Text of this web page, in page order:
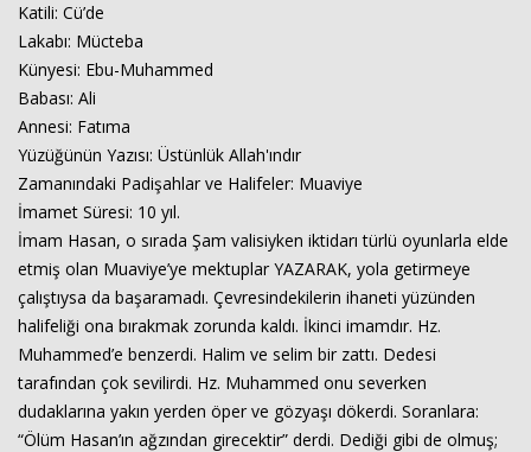
Katili: Cü’de
Lakabı: Mücteba
Künyesi: Ebu-Muhammed
Babası: Ali
Annesi: Fatıma
Yüzüğünün Yazısı: Üstünlük Allah'ındır
Zamanındaki Padişahlar ve Halifeler: Muaviye
İmamet Süresi: 10 yıl.
İmam Hasan, o sırada Şam valisiyken iktidarı türlü oyunlarla elde
etmiş olan Muaviye’ye mektuplar YAZARAK, yola getirmeye
çalıştıysa da başaramadı. Çevresindekilerin ihaneti yüzünden
halifeliği ona bırakmak zorunda kaldı. İkinci imamdır. Hz.
Muhammed’e benzerdi. Halim ve selim bir zattı. Dedesi
tarafından çok sevilirdi. Hz. Muhammed onu severken
dudaklarına yakın yerden öper ve gözyaşı dökerdi. Soranlara:
“Ölüm Hasan’ın ağzından girecektir” derdi. Dediği gibi de olmuş;